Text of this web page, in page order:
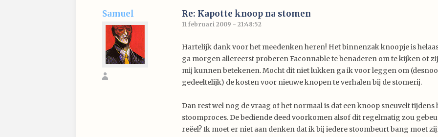
Samuel Re: Kapotte knoop na stomen
11 februari 2009 - 21:48:52
Hartelijk dank voor het meedenken heren! Het binnenzak knoopje is
ga morgen allereerst proberen Faconnable te benaderen om te kijken of
mij kunnen betekenen. Mocht dit niet lukken ga ik voor leggen om
gedeeltelijk) de kosten voor nieuwe knopen te verhalen bij de stomerij.
Dan rest wel nog de vraag of het normaal is dat een knoop sneuvelt tijdens
stoomproces. De bediende deed voorkomen alsof dit regelmatig zou
reëel? Ik moet er niet aan denken dat ik bij iedere stoombeurt bang moet